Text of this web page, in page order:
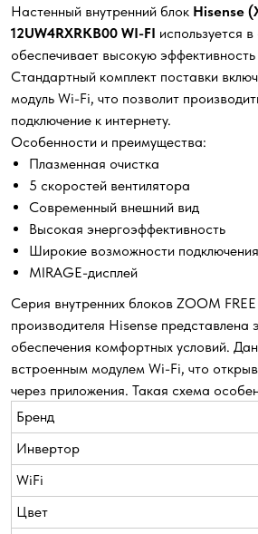
Настенный внутренний блок Hisense
12UW4RXRKB00 WI-FI используется
обеспечивает высокую
Стандартный комплект поставки
модуль Wi-Fi, что позволит
подключение к интернету.
Особенности и преимущества:
Плазменная очистка
5 скоростей вентилятора
Современный внешний вид
Высокая энергоэффективность
Широкие возможности подключения
MIRAGE-дисплей
Серия внутренних блоков ZOOM
производителя Hisense
обеспечения комфортных условий.
встроенным модулем Wi-Fi, что
через приложения. Такая схема
Бренд
Инвертор
WiFi
Цвет